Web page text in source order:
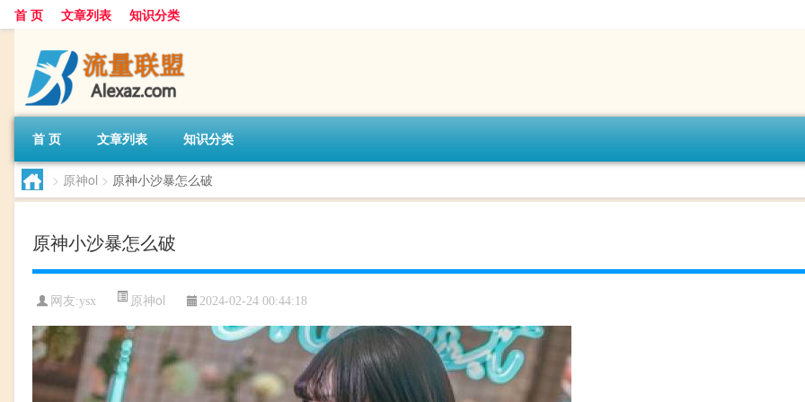
首 页 文章列表 知识分类
首 页 文章列表 知识分类
> 原神ol > 原神小沙暴怎么破
原神小沙暴怎么破
网友:ysx 原神ol 2024-02-24 00:44:18